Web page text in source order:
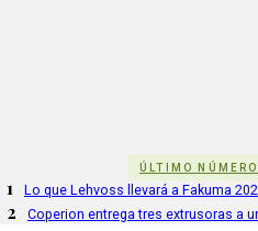
ÚLTIMO NÚMERO
1 Lo que Lehvoss llevará a Fakuma
2 Coperion entrega tres extrusoras a